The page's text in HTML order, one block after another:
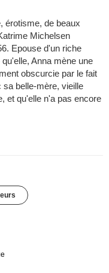
érotisme, de beaux
Michelsen
Epouse d'un riche
Anna mène une
obscurcie par le fait
sa belle-mère, vieille
et qu'elle n'a pas encore